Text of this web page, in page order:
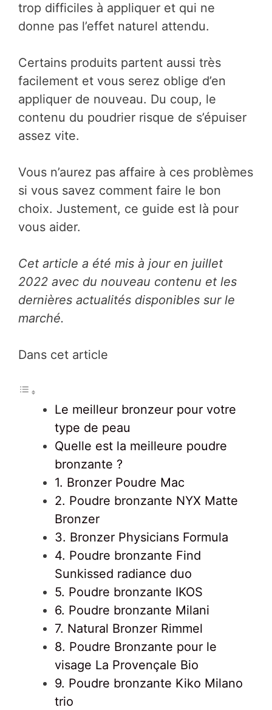
trop difficiles à appliquer et qui ne
donne pas l’effet naturel attendu.
Certains produits partent aussi très
facilement et vous serez oblige d’en
appliquer de nouveau. Du coup, le
contenu du poudrier risque de s’épuiser
assez vite.
Vous n’aurez pas affaire à ces problèmes
si vous savez comment faire le bon
choix. Justement, ce guide est là pour
vous aider.
Cet article a été mis à jour en juillet
2022 avec du nouveau contenu et les
dernières actualités disponibles sur le
marché.
Dans cet article
Le meilleur bronzeur pour votre
type de peau
Quelle est la meilleure poudre
bronzante ?
1. Bronzer Poudre Mac
2. Poudre bronzante NYX Matte
Bronzer
3. Bronzer Physicians Formula
4. Poudre bronzante Find
Sunkissed radiance duo
5. Poudre bronzante IKOS
6. Poudre bronzante Milani
7. Natural Bronzer Rimmel
8. Poudre Bronzante pour le
visage La Provençale Bio
9. Poudre bronzante Kiko Milano
trio